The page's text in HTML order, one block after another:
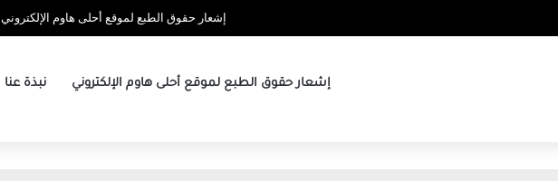
إشعار حقوق الطبع لموقع أحلى هاوم الإلكتروني
إشعار حقوق الطبع لموقع أحلى هاوم الإلكتروني نبذة عنا